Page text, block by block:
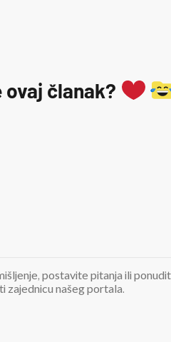
ovaj članak?
postavite pitanja ili
zajednicu našeg portala.